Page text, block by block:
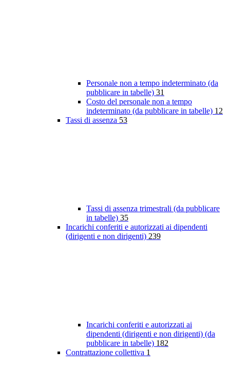
Personale non a tempo indeterminato (da
pubblicare in tabelle) 31
Costo del personale non a tempo
indeterminato (da pubblicare in tabelle) 12
Tassi di assenza 53
Tassi di assenza trimestrali (da pubblicare
in tabelle) 35
Incarichi conferiti e autorizzati ai dipendenti
(dirigenti e non dirigenti) 239
Incarichi conferiti e autorizzati ai
dipendenti (dirigenti e non dirigenti) (da
pubblicare in tabelle) 182
Contrattazione collettiva 1